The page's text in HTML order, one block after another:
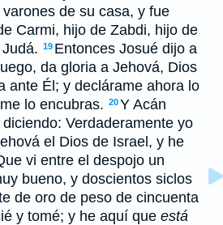
de su casa, y fue
Carmi, hijo de Zabdi, hijo de
19 Entonces Josué dijo a
da gloria a Jehová, Dios
ante Él; y declárame ahora lo
lo encubras. 20Y Acán
Verdaderamente yo
el Dios de Israel, y he
vi entre el despojo un
bueno, y doscientos siclos
de oro de peso de cincuenta
y tomé; y he aquí que está